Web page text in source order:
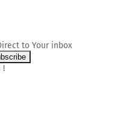
to Your inbox
!